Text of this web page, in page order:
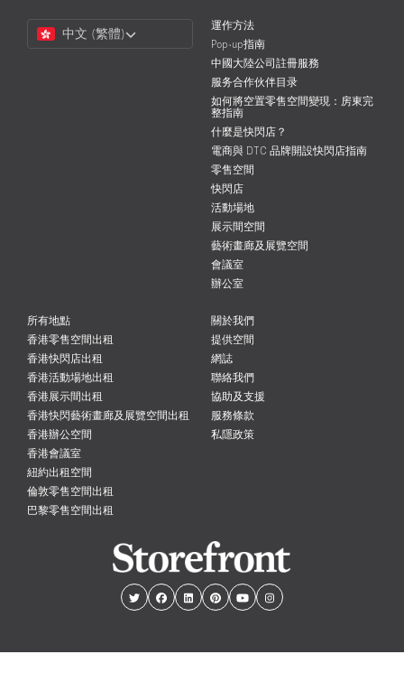
Choose
Language
中文 (繁體)
運作方法
Pop-up指南
中國大陸公司註冊服務
服务合作伙伴目录
如何將空置零售空間變現：房東完
整指南
什麼是快閃店？
電商與 DTC 品牌開設快閃店指南
零售空間
快閃店
活動場地
展示間空間
藝術畫廊及展覽空間
會議室
辦公室
所有地點
香港零售空間出租
香港快閃店出租
香港活動場地出租
香港展示間出租
香港快閃藝術畫廊及展覽空間出租
香港辦公空間
香港會議室
紐約出租空間
倫敦零售空間出租
巴黎零售空間出租
關於我們
提供空間
網誌
聯絡我們
協助及支援
服務條款
私隱政策